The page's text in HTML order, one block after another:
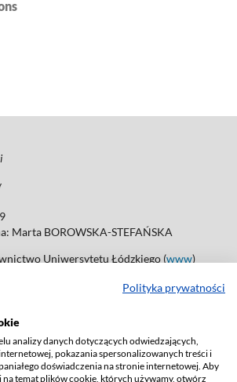
Polityka prywatności
analizy danych dotyczących odwiedzających,
pokazania spersonalizowanych treści i
doświadczenia na stronie internetowej. Aby
temat plików cookie, których używamy, otwórz
Marta BOROWSKA-STEFAŃSKA
Uniwersytetu Łódzkiego (www)
fax: 42 66 55 86